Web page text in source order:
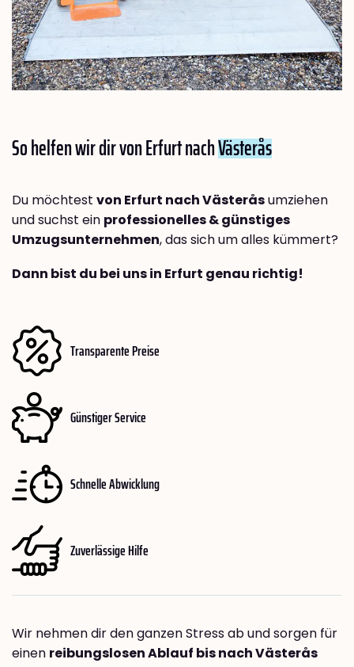
So helfen wir dir von Erfurt nachVästerås
Du möchtest von Erfurt nach Västeråsumziehen
und suchst ein professionelles & günstiges
Umzugsunternehmen, das sich um alles kümmert?
Dann bist du bei uns in Erfurt genau richtig!
Transparente Preise
Günstiger Service
Schnelle Abwicklung
Zuverlässige Hilfe
Wir nehmen dir den ganzen Stress ab und sorgen für
einen reibungslosen Ablauf bis nach Västerås